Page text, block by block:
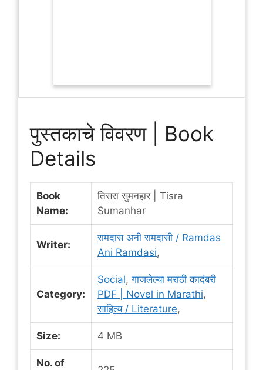
पुस्तकाचे विवरण | Book
Details
Book
Name:
तिसरा सुमनहार | Tisra
Sumanhar
Writer:
रामदास अनी रामदासी / Ramdas
Ani Ramdasi,
Category:
Social,गाजलेल्या मराठी कादंबरी
PDF | Novel in Marathi,
साहित्य / Literature,
Size: 4 MB
No. of